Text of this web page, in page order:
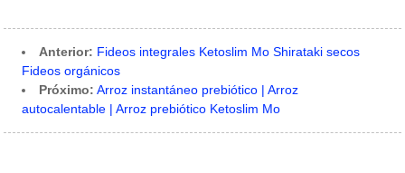
Anterior: Fideos integrales Ketoslim Mo Shirataki secos
Fideos orgánicos
Próximo: Arroz instantáneo prebiótico | Arroz
autocalentable | Arroz prebiótico Ketoslim Mo